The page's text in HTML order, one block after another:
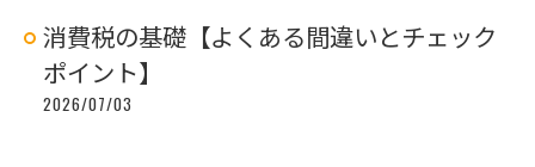
消費税の基礎【よくある間違いとチェック
ポイント】
2026/07/03